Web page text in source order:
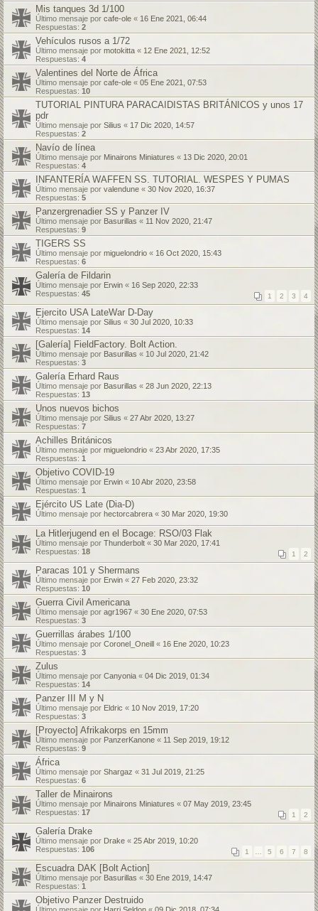
Mis tanques 3d 1/100
Último mensaje por cafe-ole « 16 Ene 2021, 06:44
Respuestas: 2
Vehículos rusos a 1/72
Último mensaje por motokitta « 12 Ene 2021, 12:52
Respuestas: 4
Valentines del Norte de África
Último mensaje por cafe-ole « 05 Ene 2021, 07:53
Respuestas: 10
TUTORIAL PINTURA PARACAIDISTAS BRITÁNICOS y unos 17
pdr
Último mensaje por Silius « 17 Dic 2020, 14:57
Respuestas: 2
Navío de línea
Último mensaje por Minairons Miniatures « 13 Dic 2020, 20:01
Respuestas: 4
INFANTERÍA WAFFEN SS. TUTORIAL. WESPES Y PUMAS
Último mensaje por valendune « 30 Nov 2020, 16:37
Respuestas: 5
Panzergrenadier SS y Panzer IV
Último mensaje por Basurillas « 11 Nov 2020, 21:47
Respuestas: 9
TIGERS SS
Último mensaje por miguelondrio « 16 Oct 2020, 15:43
Respuestas: 6
Galería de Fildarin
Último mensaje por Erwin « 16 Sep 2020, 22:33
Respuestas: 45 1 2 3 4
Ejercito USA LateWar D-Day
Último mensaje por Silius « 30 Jul 2020, 10:33
Respuestas: 14
[Galería] FieldFactory. Bolt Action.
Último mensaje por Basurillas « 10 Jul 2020, 21:42
Respuestas: 3
Galería Erhard Raus
Último mensaje por Basurillas « 28 Jun 2020, 22:13
Respuestas: 13
Unos nuevos bichos
Último mensaje por Silius « 27 Abr 2020, 13:27
Respuestas: 7
Achilles Británicos
Último mensaje por miguelondrio « 23 Abr 2020, 17:35
Respuestas: 1
Objetivo COVID-19
Último mensaje por Erwin « 10 Abr 2020, 23:58
Respuestas: 1
Ejército US Late (Dia-D)
Último mensaje por hectorcabrera « 30 Mar 2020, 19:30
La Hitlerjugend en el Bocage: RSO/03 Flak
Último mensaje por Thunderbolt « 30 Mar 2020, 17:41
Respuestas: 18 1 2
Paracas 101 y Shermans
Último mensaje por Erwin « 27 Feb 2020, 23:32
Respuestas: 10
Guerra Civil Americana
Último mensaje por agr1967 « 30 Ene 2020, 07:53
Respuestas: 3
Guerrillas árabes 1/100
Último mensaje por Coronel_Oneill « 16 Ene 2020, 10:23
Respuestas: 3
Zulus
Último mensaje por Canyonia « 04 Dic 2019, 01:34
Respuestas: 14
Panzer III M y N
Último mensaje por Eldric « 10 Nov 2019, 17:20
Respuestas: 3
[Proyecto] Afrikakorps en 15mm
Último mensaje por PanzerKanone « 11 Sep 2019, 19:12
Respuestas: 9
África
Último mensaje por Shargaz « 31 Jul 2019, 21:25
Respuestas: 6
Taller de Minairons
Último mensaje por Minairons Miniatures « 07 May 2019, 23:45
Respuestas: 17 1 2
Galería Drake
Último mensaje por Drake « 25 Abr 2019, 10:20
Respuestas: 106 1 5 6 7 8
Escuadra DAK [Bolt Action]
Último mensaje por Basurillas « 30 Ene 2019, 14:47
Respuestas: 1
Objetivo Panzer Destruido